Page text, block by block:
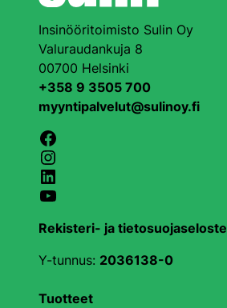
Insinööritoimisto Sulin Oy
Valuraudankuja 8
00700 Helsinki
+358 9 3505 700
myyntipalvelut@sulinoy.fi
Facebook
Instagram
LinkedIn
YouTube
Rekisteri- ja tietosuojaseloste
Y-tunnus: 2036138-0
Tuotteet